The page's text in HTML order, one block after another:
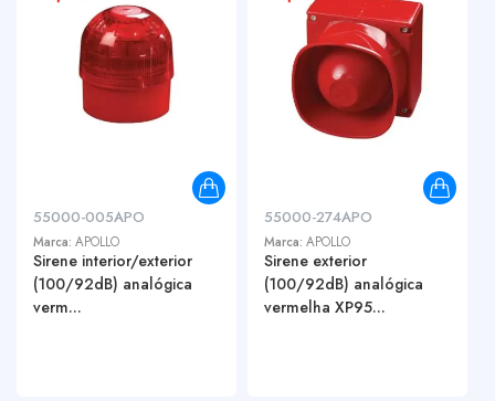
55000-005APO
Marca: APOLLO
Sirene interior/exterior
(100/92dB) analógica
verm...
55000-274APO
Marca: APOLLO
Sirene exterior
(100/92dB) analógica
vermelha XP95...